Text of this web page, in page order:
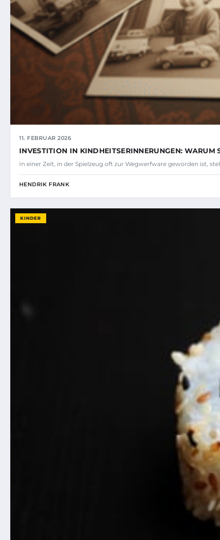
11. FEBRUAR 2026
INVESTITION IN KINDHEITSERINNERUNGEN: WARUM
In einer Zeit, in der Spielzeug oft zur Wegwerfware geworden ist,
HENDRIK FRANK
KINDER